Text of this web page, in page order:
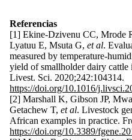
Referencias
[1] Ekine-Dzivenu CC, Mrode
Lyatuu E, Msuta G, et al.
measured by temperature-
yield of smallholder dairy cattle
Livest. Sci. 2020;242:104314.
https://doi.org/10.1016/
[2] Marshall K, Gibson JP,
Getachew T, et al. Livestock
African examples in practice.
https://doi.org/10.3389/